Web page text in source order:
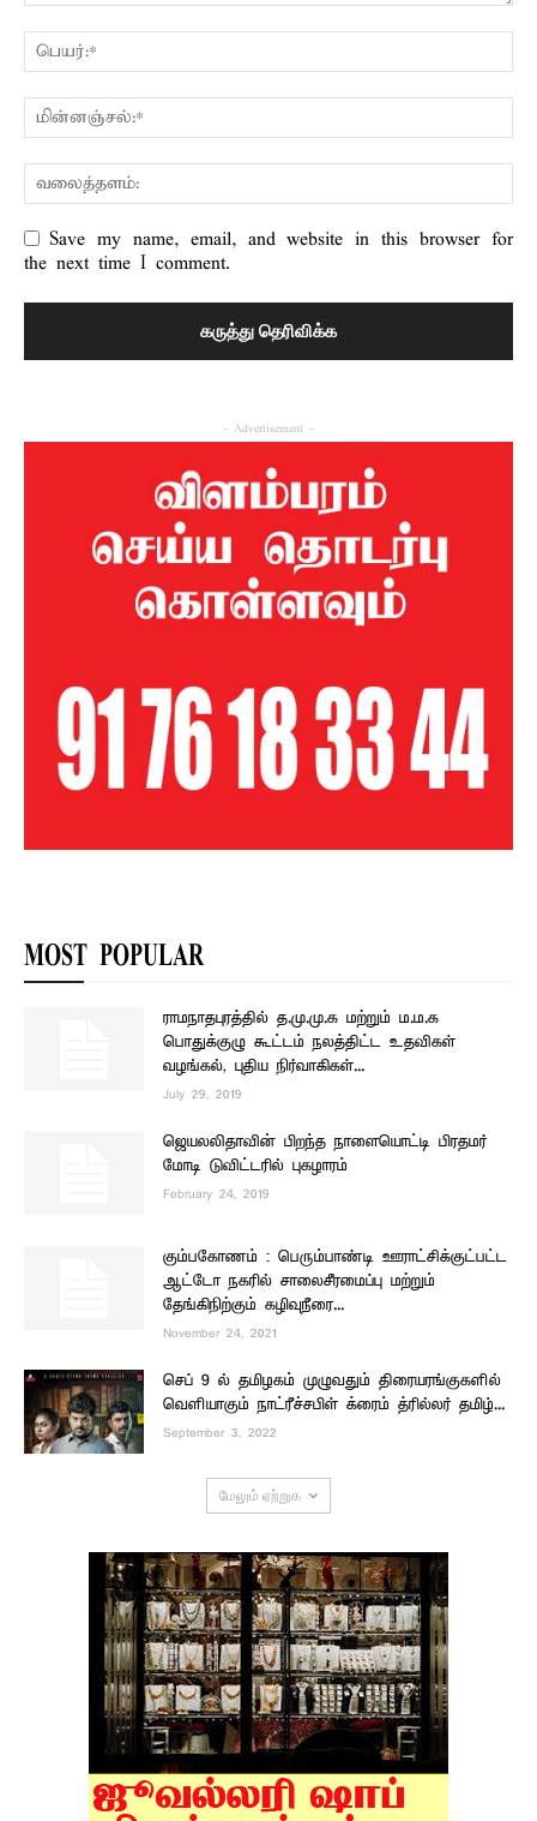
Save my name, email, and website in this browser for
the next time I comment.
- Advertisement -
MOST POPULAR
ராமநாதபுரத்தில் த.மு.மு.க மற்றும் ம.ம.க
பொதுக்குழு கூட்டம் நலத்திட்ட உதவிகள்
வழங்கல், புதிய நிர்வாகிகள்...
July 29, 2019
ஜெயலலிதாவின் பிறந்த நாளையொட்டி பிரதமர்
மோடி டுவிட்டரில் புகழாரம்
February 24, 2019
கும்பகோணம் : பெரும்பாண்டி ஊராட்சிக்குட்பட்ட
ஆட்டோ நகரில் சாலைசீரமைப்பு மற்றும்
தேங்கிநிற்கும் கழிவுநீரை...
November 24, 2021
செப் 9 ல் தமிழகம் முழுவதும் திரையரங்குகளில்
வெளியாகும் நாட்ரீச்சபிள் க்ரைம் த்ரில்லர் தமிழ்...
September 3, 2022
மேலும் ஏற்றுக